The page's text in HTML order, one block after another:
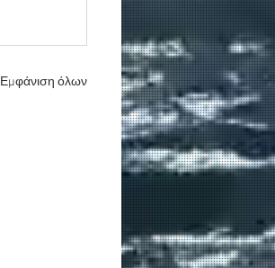
Εμφάνιση όλων